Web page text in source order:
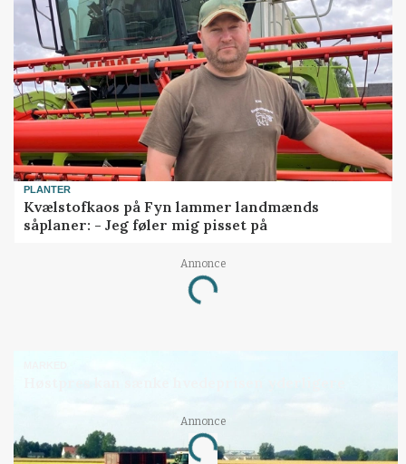
PLANTER
Kvælstofkaos på Fyn lammer landmænds
såplaner: - Jeg føler mig pisset på
Annonce
Loading...
Annonce
Loading...